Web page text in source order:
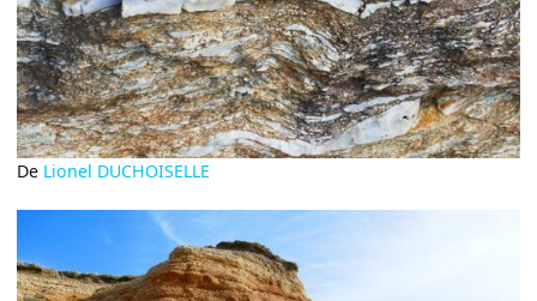
De Lionel DUCHOISELLE